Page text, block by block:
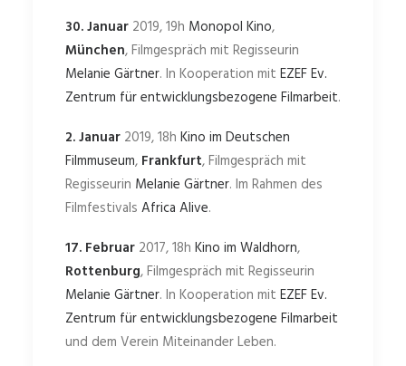
30. Januar 2019, 19h Monopol Kino,
München, Filmgespräch mit Regisseurin
Melanie Gärtner. In Kooperation mit EZEF Ev.
Zentrum für entwicklungsbezogene Filmarbeit.
2. Januar 2019, 18h Kino im Deutschen
Filmmuseum, Frankfurt, Filmgespräch mit
Regisseurin Melanie Gärtner. Im Rahmen des
Filmfestivals Africa Alive.
17. Februar 2017, 18h Kino im Waldhorn,
Rottenburg, Filmgespräch mit Regisseurin
Melanie Gärtner. In Kooperation mit EZEF Ev.
Zentrum für entwicklungsbezogene Filmarbeit
und dem Verein Miteinander Leben.